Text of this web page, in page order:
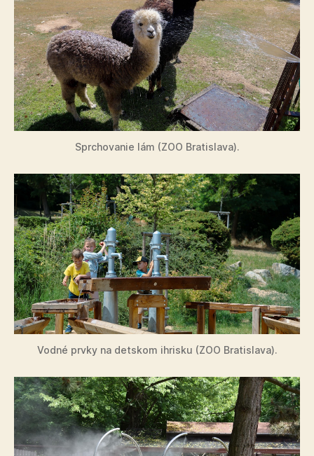
Sprchovanie lám (ZOO Bratislava).
Vodné prvky na detskom ihrisku (ZOO Bratislava).